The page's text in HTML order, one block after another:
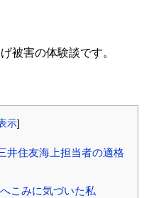
被害の体験談です。
示]
井住友海上担当者の適格
こみに気づいた私